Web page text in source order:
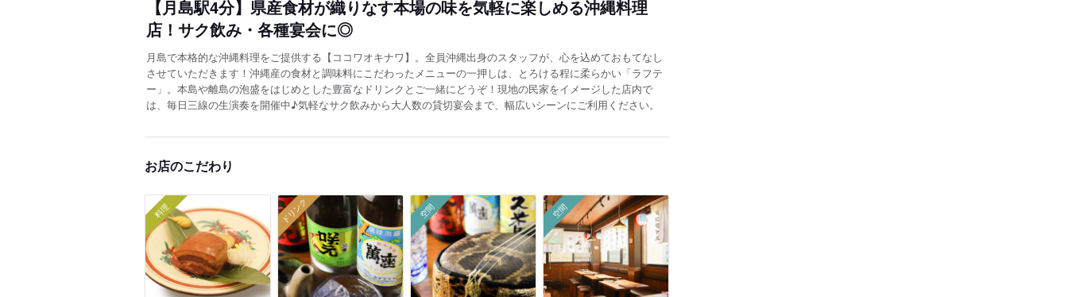
【月島駅4分】県産食材が織りなす本場の味を気軽に楽しめる沖縄料理
店！サク飲み・各種宴会に◎
月島で本格的な沖縄料理をご提供する【ココワオキナワ】。全員沖縄出身のスタッフが、心を込めておもてなし
させていただきます！沖縄産の食材と調味料にこだわったメニューの一押しは、とろける程に柔らかい「ラフテ
ー」。本島や離島の泡盛をはじめとした豊富なドリンクとご一緒にどうぞ！現地の民家をイメージした店内で
は、毎日三線の生演奏を開催中♪気軽なサク飲みから大人数の貸切宴会まで、幅広いシーンにご利用ください。
お店のこだわり
料理 ドリンク 空間 空間